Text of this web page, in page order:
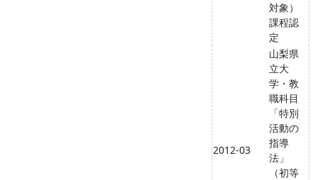
対象）
課程認
定
2012-03
山梨県
立大
学・教
職科目
「特別
活動の
指導
法」
（初等